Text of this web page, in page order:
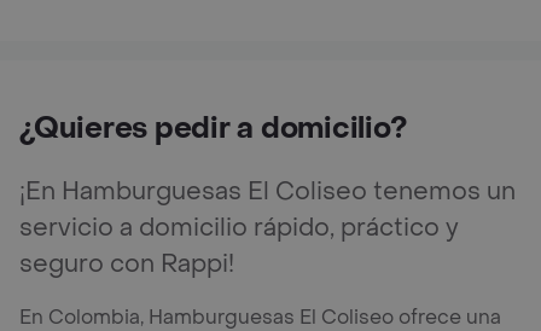
¿Quieres pedir a domicilio?
¡En Hamburguesas El Coliseo tenemos un
servicio a domicilio rápido, práctico y
seguro con Rappi!
En Colombia, Hamburguesas El Coliseo ofrece una